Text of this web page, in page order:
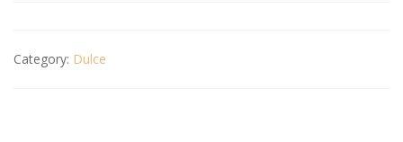
Category: Dulce